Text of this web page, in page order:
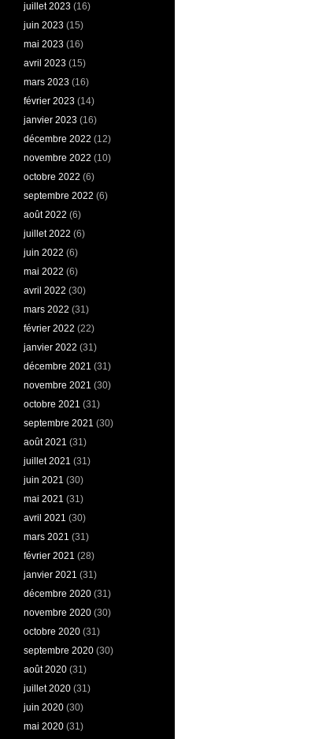
juillet 2023 (16)
juin 2023 (15)
mai 2023 (16)
avril 2023 (15)
mars 2023 (16)
février 2023 (14)
janvier 2023 (16)
décembre 2022 (12)
novembre 2022 (10)
octobre 2022 (6)
septembre 2022 (6)
août 2022 (6)
juillet 2022 (6)
juin 2022 (6)
mai 2022 (6)
avril 2022 (30)
mars 2022 (31)
février 2022 (22)
janvier 2022 (31)
décembre 2021 (31)
novembre 2021 (30)
octobre 2021 (31)
septembre 2021 (30)
août 2021 (31)
juillet 2021 (31)
juin 2021 (30)
mai 2021 (31)
avril 2021 (30)
mars 2021 (31)
février 2021 (28)
janvier 2021 (31)
décembre 2020 (31)
novembre 2020 (30)
octobre 2020 (31)
septembre 2020 (30)
août 2020 (31)
juillet 2020 (31)
juin 2020 (30)
mai 2020 (31)